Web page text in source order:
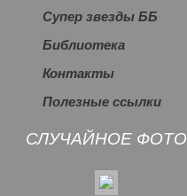
Супер звезды ББ
Библиотека
Контакты
Полезные ссылки
СЛУЧАЙНОЕ ФОТО